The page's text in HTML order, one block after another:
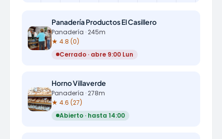
Panadería Productos El Casillero
Panadería · 245m
★ 4.8 (0)
Cerrado · abre 9:00 Lun
Horno Villaverde
Panadería · 278m
★ 4.6 (27)
Abierto · hasta 14:00